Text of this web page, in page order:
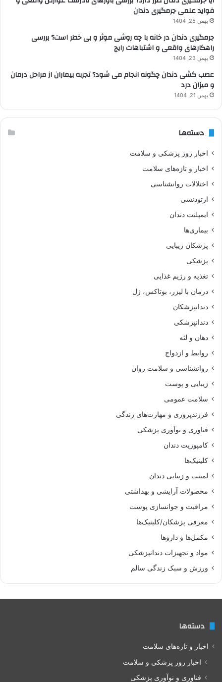
فواید علمی جرمگیری دندان
بهمن 25, 1404
جرمگیری دندان در خانه با چه روشی موثر و بی خطر است؟ بررسی
راهکارهای واقعی و اشتباهات رایج
بهمن 23, 1404
عصب کشی دندان چگونه انجام می شود؟ تجربه بیماران از مراحل درمان
و میزان درد
بهمن 21, 1404
دسته‌ها
اخبار روز پزشکی و سلامت
اخبار و تازه‌های سلامت
اختلالات روانشناسی
ارتودنسی
ایمپلنت دندان
بیماری‌ها
پزشکان زیبایی
پزشکی
تغذیه و رژیم غذایی
درمان با لیزر، بوتاکس، ژل
دندانپزشکان
دندانپزشکی
دهان و لثه
روابط و ازدواج
روانشناسی و سلامت روان
زیبایی و پوست
سلامت عمومی
فرزندپروری و مهارت‌های زندگی
فناوری و نوآوری پزشکی
کامپوزیت دندان
کلینیک‌ها
لمینت و زیبایی دندان
محصولات آرایشی و بهداشتی
مراقبت و جوانسازی پوست
معرفی پزشکان/کلینیک‌ها
مکمل‌ها و داروها
مواد و تجهیزات دندانپزشکی
ورزش و سبک زندگی سالم
دسته‌ها
اخبار و تازه‌های سلامت
اخبار روز پزشکی و سلامت
فناوری و نوآوری پزشکی